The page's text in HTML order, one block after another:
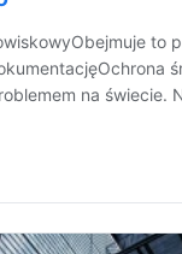
to
na świecie.